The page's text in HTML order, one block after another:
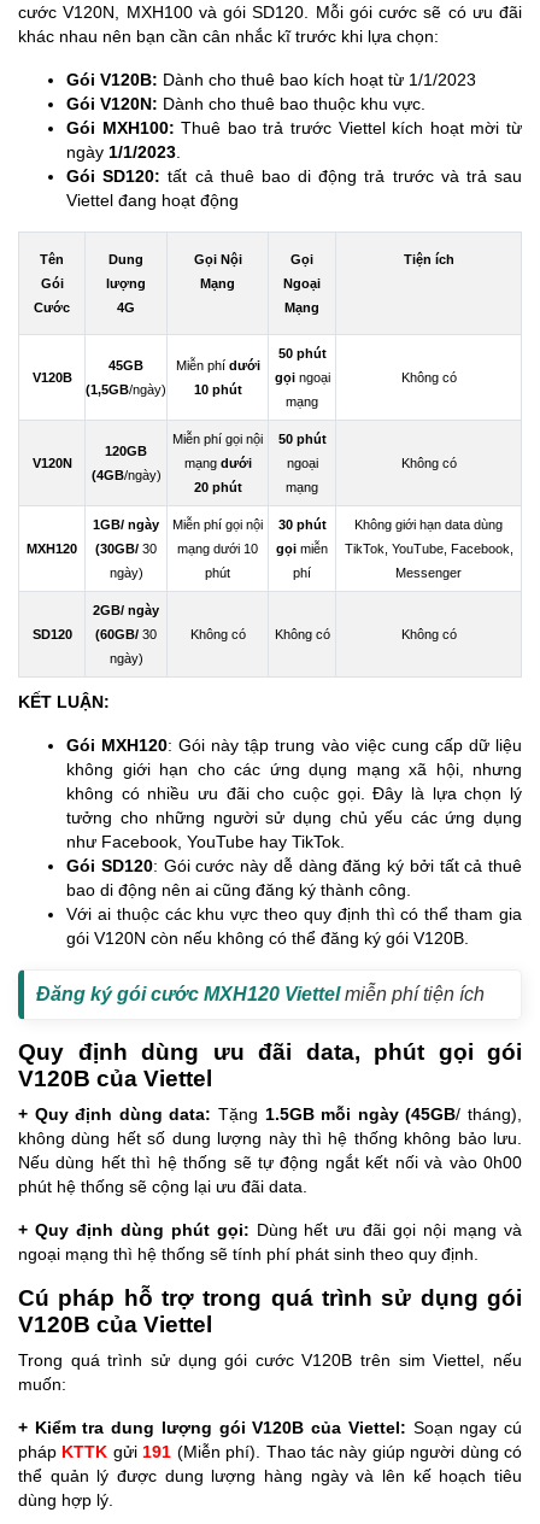
cước V120N, MXH100 và gói SD120. Mỗi gói cước sẽ có ưu đãi
khác nhau nên bạn cần cân nhắc kĩ trước khi lựa chọn:
Gói V120B: Dành cho thuê bao kích hoạt từ 1/1/2023
Gói V120N: Dành cho thuê bao thuộc khu vực.
Gói MXH100:Thuê bao trả trước Viettel kích hoạt mời từ
ngày 1/1/2023.
Gói SD120: tất cả thuê bao di động trả trước và trả sau
Viettel đang hoạt động
Tên
Gói
Cước
Dung
lượng
4G
Gọi Nội
Mạng
Gọi
Ngoại
Mạng
Tiện ích
V120B
45GB
(1,5GB/ngày)
Miễn phí dưới
10 phút
50 phút
gọingoại
mạng
Không có
V120N
120GB
(4GB/ngày)
Miễn phí gọi nội
mạngdưới
20 phút
50 phút
ngoại
mạng
Không có
MXH120
1GB/ ngày
(30GB/ 30
ngày)
Miễn phí gọi nội
mạng dưới 10
phút
30 phút
gọi miễn
phí
Không giới hạn data dùng
TikTok, YouTube, Facebook,
Messenger
SD120
2GB/ ngày
(60GB/ 30
ngày)
Không có Không có Không có
KẾT LUẬN:
Gói MXH120: Gói này tập trung vào việc cung cấp dữ liệu
không giới hạn cho các ứng dụng mạng xã hội, nhưng
không có nhiều ưu đãi cho cuộc gọi. Đây là lựa chọn lý
tưởng cho những người sử dụng chủ yếu các ứng dụng
như Facebook, YouTube hay TikTok.
Gói SD120: Gói cước này dễ dàng đăng ký bởi tất cả thuê
bao di động nên ai cũng đăng ký thành công.
Với ai thuộc các khu vực theo quy định thì có thể tham gia
gói V120N còn nếu không có thể đăng ký gói V120B.
Đăng ký gói cước MXH120 Viettelmiễn phí tiện ích
Quy định dùng ưu đãi data, phút gọi gói
V120B của Viettel
+ Quy định dùng data: Tặng 1.5GB mỗi ngày (45GB/ tháng),
không dùng hết số dung lượng này thì hệ thống không bảo lưu.
Nếu dùng hết thì hệ thống sẽ tự động ngắt kết nối và vào 0h00
phút hệ thống sẽ cộng lại ưu đãi data.
+ Quy định dùng phút gọi: Dùng hết ưu đãi gọi nội mạng và
ngoại mạng thì hệ thống sẽ tính phí phát sinh theo quy định.
Cú pháp hỗ trợ trong quá trình sử dụng gói
V120B của Viettel
Trong quá trình sử dụng gói cước V120B trên sim Viettel, nếu
muốn:
+ Kiểm tra dung lượng gói V120B của Viettel: Soạn ngay cú
pháp KTTK gửi191 (Miễn phí). Thao tác này giúp người dùng có
thể quản lý được dung lượng hàng ngày và lên kế hoạch tiêu
dùng hợp lý.